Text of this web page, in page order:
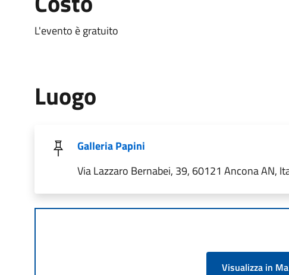
L'evento è gratuito
Luogo
Galleria Papini
Via Lazzaro Bernabei, 39, 60121 Ancona AN,
Visualizza in